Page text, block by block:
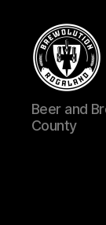
ROGALAND
Beer and
County